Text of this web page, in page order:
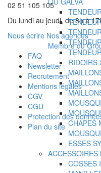
RIDOIRS
CHAPES
ESSES
ACCESSOIRES
COSSES
02 51 105 105
Du lundi au jeudi, de 8h à
Nous écrire Nos agences
Membre du
FAQ
Newsletter
Recrutement
Mentions légales
CGV
CGU
Protection des
Plan du site